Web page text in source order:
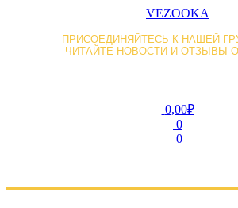
VEZOOKA
ПРИСОЕДИНЯЙТЕСЬ К НАШЕЙ
ЧИТАЙТЕ НОВОСТИ И ОТЗЫВЫ
0,00₽
0
0